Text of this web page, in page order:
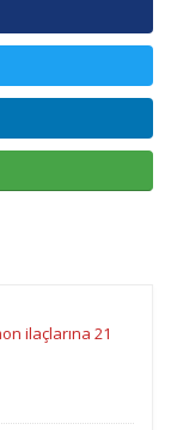
ilaçlarına 21